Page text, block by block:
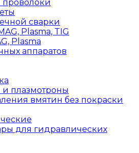
сварки
Plasma, TIG
Plasma
аппаратов
плазмотроны
вмятин без покраски
для гидравлических